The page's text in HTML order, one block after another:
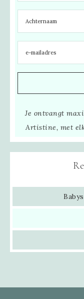
Je ontvangt
Artistine, met